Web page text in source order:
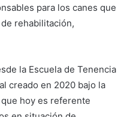
para los canes que
rehabilitación,
la Escuela de Tenencia
creado en 2020 bajo la
hoy es referente